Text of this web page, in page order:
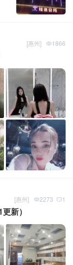
1866
[惠州]
1
2273
[惠州]
新）